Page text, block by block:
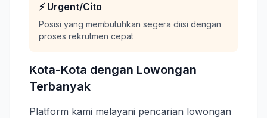
⚡ Urgent/Cito
Posisi yang membutuhkan segera diisi dengan
proses rekrutmen cepat
Kota-Kota dengan Lowongan
Terbanyak
Platform kami melayani pencarian lowongan